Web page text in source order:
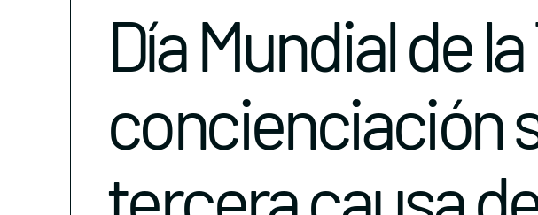
Día Mundial de
concienciación